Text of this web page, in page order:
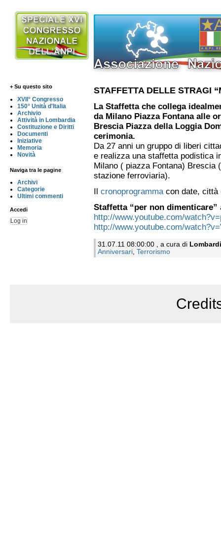
+ Su questo sito
XVII° Congresso
150° Unità d'Italia
Archivio
Attività in Lombardia
Costituzione e Diritti
Documenti
Iniziative
Memoria
Novità
Naviga tra le pagine
Archivi
Categorie
Ultimi commenti
Accedi
Log in
STAFFETTA DELLE STRAGI
La Staffetta che collega
da Milano Piazza Fontana alle
Brescia Piazza della Loggia
cerimonia.
Da 27 anni un gruppo di liberi
e realizza una staffetta podistica
Milano ( piazza Fontana) Brescia
stazione ferroviaria).
cronoprogrammacon date, città
Staffetta “per non dimenticare”
http://www.youtube.com/
http://www.youtube.com/
31.07.11 08:00:00 , a cura di
Anniversari Terrorismo